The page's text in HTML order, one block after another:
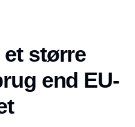
større
end EU-